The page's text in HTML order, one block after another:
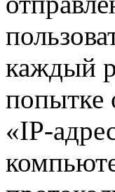
каждый
попытке
«IP-